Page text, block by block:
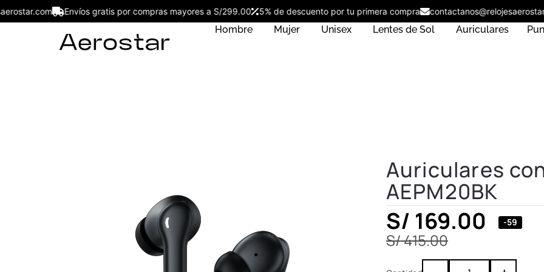
Force AE50003BK - AE50003BK
S/109.00
Reloj Aerostar
Massimo - AE20002LBD
S/215.00
Envíos gratis por compras mayores a S/299.00 5% de descuento por tu primera compra
Hombre Mujer Unisex Lentes de Sol Auriculares
Auriculares
AEPM20BK
S/415.00
S/ 169.00 -59